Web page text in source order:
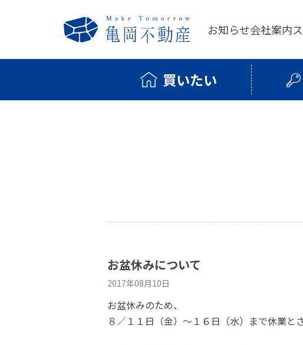
お知らせ会社案内
買いたい
お盆休みについて
2017年08月10日
お盆休みのため、
８／１１日（金）～１６日（水）まで休業と